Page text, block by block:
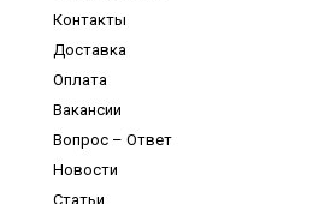
ПОДРОБНЕЕ
Контакты
Доставка
Оплата
Вакансии
Вопрос – Ответ
Новости
Статьи